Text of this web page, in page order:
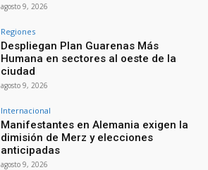
agosto 9, 2026
Regiones
Despliegan Plan Guarenas Más
Humana en sectores al oeste de la
ciudad
agosto 9, 2026
Internacional
Manifestantes en Alemania exigen la
dimisión de Merz y elecciones
anticipadas
agosto 9, 2026